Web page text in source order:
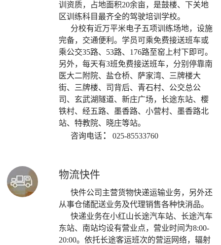
训资质，占地面积20余亩，是鼓楼、下关地
区训练科目最齐全的驾驶培训学校。
分校有近万平米电子五项训练场地，设施
完备，交通便利。学员可乘免费接送班车或
乘公交35路、53路、176路至窑上村下即可。
另外，每天有3班免费接送班车，分别停靠南
医大二附院、盐仓桥、萨家湾、三牌楼大
街、三牌楼、司背后、青石村、公交总公
司、玄武湖隧道、新庄广场，长途东站、樱
铁村、经五路、墨香路、小营村、墨香路北
站、特教院、晓庄等站。
咨询电话： 025-85533760
物流快件
快件公司主营货物快递运输业务，另外还
从事仓储配送业务及代理销售各种快消品。
快递业务在小红山长途汽车站、长途汽车
东站、南站均设有营业点，营业时间为8:00-
20:00。依托长途客运班次的营运网络，辐射